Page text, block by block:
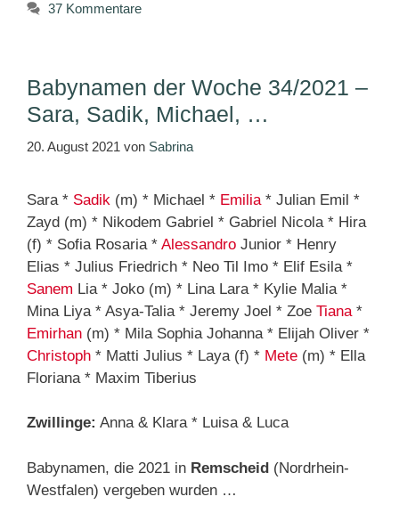
37 Kommentare
Babynamen der Woche 34/2021 –
Sara, Sadik, Michael, …
20. August 2021 von Sabrina
Sara * Sadik (m) * Michael * Emilia * Julian Emil *
Zayd (m) * Nikodem Gabriel * Gabriel Nicola * Hira
(f) * Sofia Rosaria * Alessandro Junior * Henry
Elias * Julius Friedrich * Neo Til Imo * Elif Esila *
Sanem Lia * Joko (m) * Lina Lara * Kylie Malia *
Mina Liya * Asya-Talia * Jeremy Joel * Zoe Tiana *
Emirhan (m) * Mila Sophia Johanna * Elijah Oliver *
Christoph * Matti Julius * Laya (f) * Mete (m) * Ella
Floriana * Maxim Tiberius
Zwillinge: Anna & Klara * Luisa & Luca
Babynamen, die 2021 in Remscheid (Nordrhein-
Westfalen) vergeben wurden …